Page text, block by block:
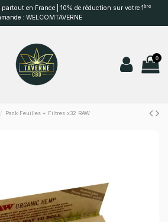
en France | 10% de réduction sur votre 1ère
: WELCOMTAVERNE
0
Pack Feuilles + Filtres x32 RAW